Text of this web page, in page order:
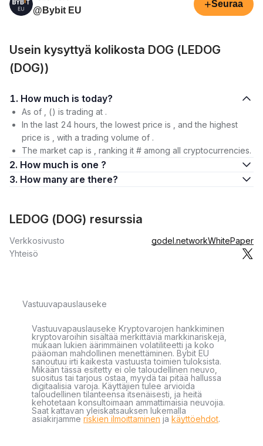
@Bybit EU
+Seuraa
Usein kysyttyä kolikosta DOG (LEDOG
(DOG))
1. How much is today?
As of , () is trading at .
In the last 24 hours, the lowest price is , and the highest
price is , with a trading volume of .
The market cap is , ranking it # among all cryptocurrencies.
2. How much is one ?
3. How many are there?
LEDOG (DOG) resurssia
Verkkosivusto godel.networkWhitePaper
Yhteisö
Vastuuvapauslauseke
Vastuuvapauslauseke Kryptovarojen hankkiminen
kryptovaroihin sisältää merkittäviä markkinariskejä,
mukaan lukien äärimmäinen volatiliteetti ja koko
pääoman mahdollinen menettäminen. Bybit EU
sanoutuu irti kaikesta vastuusta toimien tuloksista.
Mikään tässä esitetty ei ole taloudellinen neuvo,
suositus tai tarjous ostaa, myydä tai pitää hallussa
digitaalisia varoja. Käyttäjien tulee arvioida
taloudellinen tilanteensa itsenäisesti, ja heitä
kehotetaan konsultoimaan ammattimaisia neuvojia.
Saat kattavan yleiskatsauksen lukemalla
asiakirjamme riskien ilmoittaminen ja käyttöehdot.